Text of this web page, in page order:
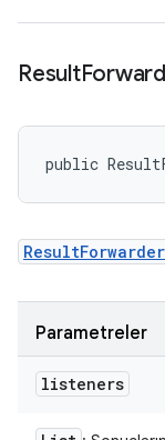
Result
public
ResultForwarder
Parametreler
listeners